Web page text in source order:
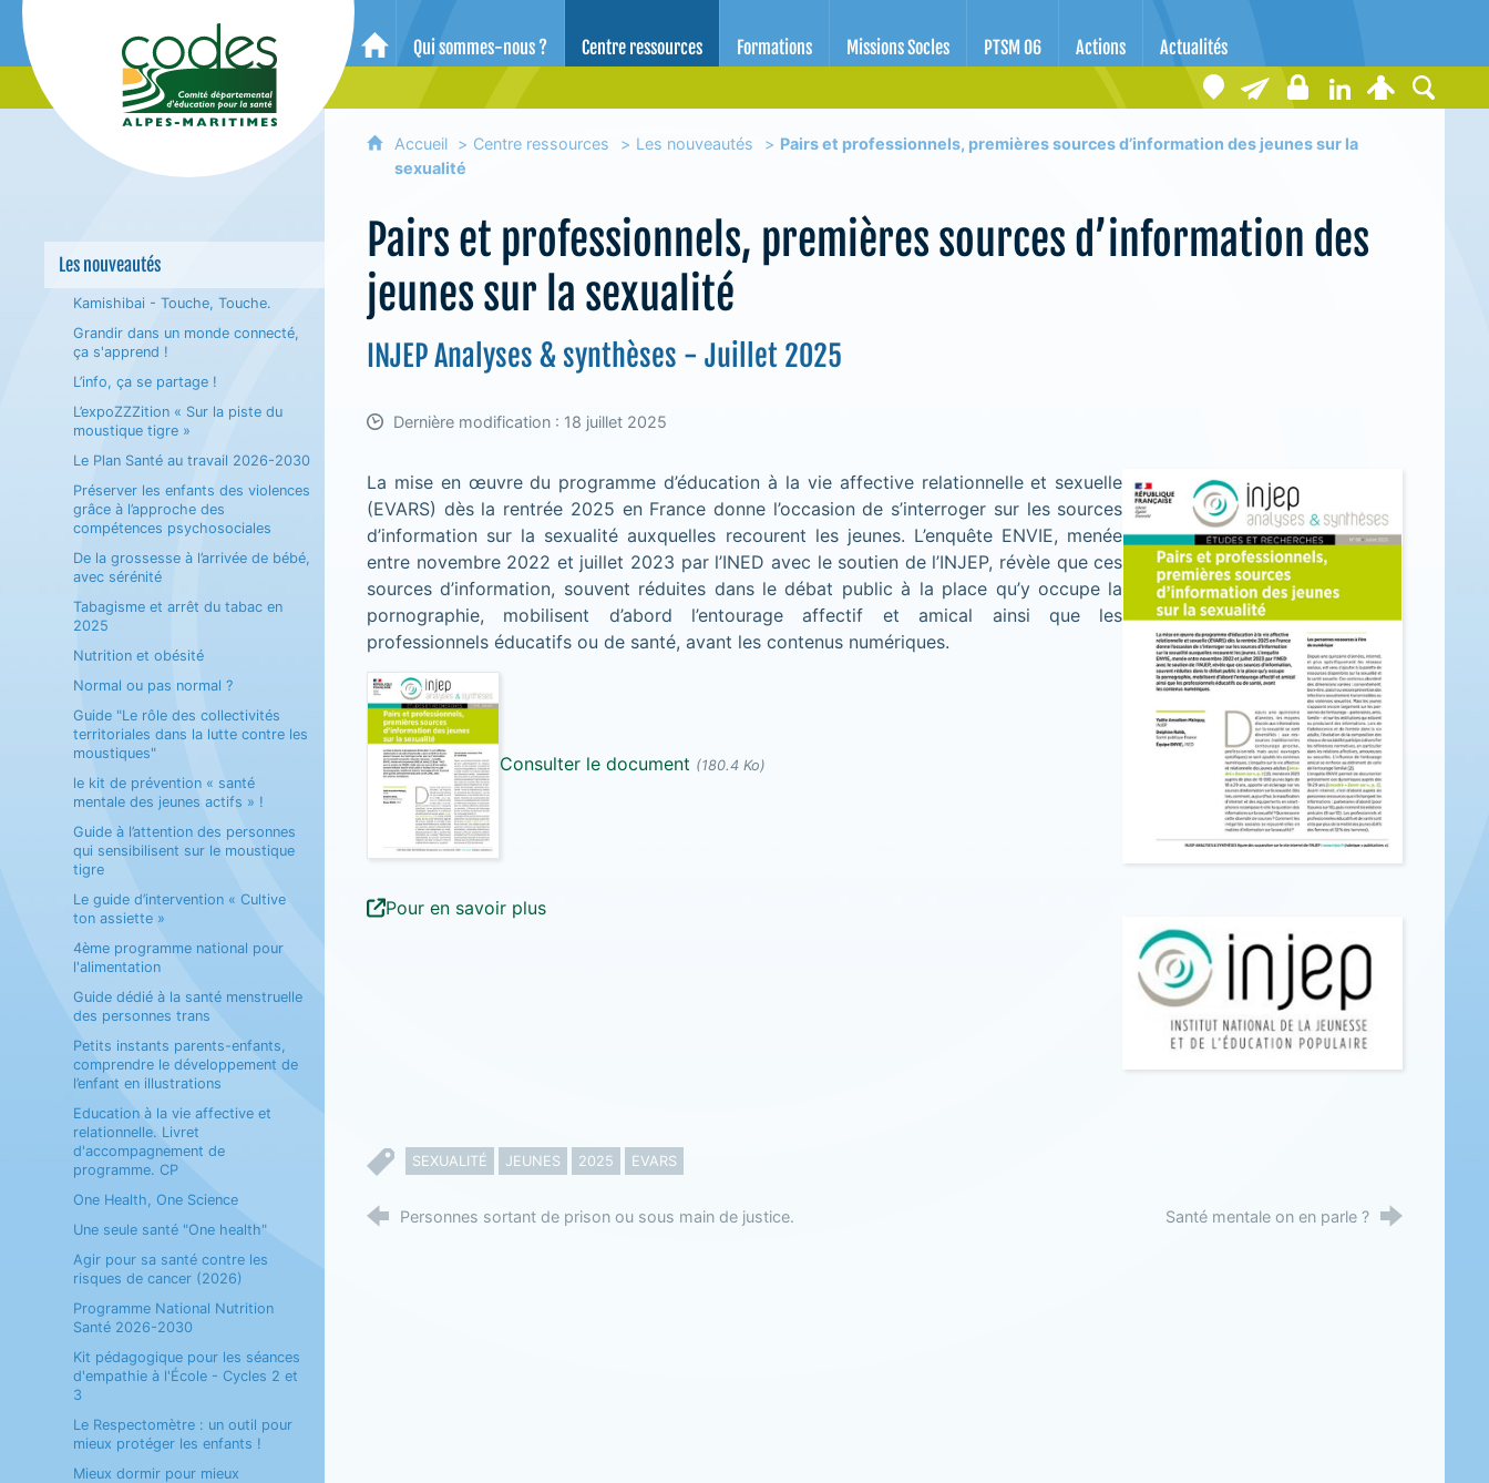
CoDES 06 - Comité départemental d'éducation pour la santé des Alpes-Maritimes
Accueil
Qui sommes-nous ? Centre ressources Formations Missions Socles PTSM 06 Actions Actualités
Les nouveautés
Kamishibai - Touche, Touche.
Grandir dans un monde connecté,
ça s'apprend !
L’info, ça se partage !
L’expoZZZition « Sur la piste du
moustique tigre »
Le Plan Santé au travail 2026-2030
Préserver les enfants des violences
grâce à l’approche des
compétences psychosociales
De la grossesse à l’arrivée de bébé,
avec sérénité
Tabagisme et arrêt du tabac en
2025
Nutrition et obésité
Normal ou pas normal ?
Guide "Le rôle des collectivités
territoriales dans la lutte contre les
moustiques"
le kit de prévention « santé
mentale des jeunes actifs » !
Guide à l’attention des personnes
qui sensibilisent sur le moustique
tigre
Le guide d’intervention « Cultive
ton assiette »
4ème programme national pour
l'alimentation
Guide dédié à la santé menstruelle
des personnes trans
Petits instants parents-enfants,
comprendre le développement de
l’enfant en illustrations
Education à la vie affective et
relationnelle. Livret
d'accompagnement de
programme. CP
One Health, One Science
Une seule santé "One health"
Agir pour sa santé contre les
risques de cancer (2026)
Programme National Nutrition
Santé 2026-2030
Kit pédagogique pour les séances
d'empathie à l'École - Cycles 2 et
3
Le Respectomètre : un outil pour
mieux protéger les enfants !
Mieux dormir pour mieux
Accueil Centre ressources Les nouveautés
Pairs et professionnels, premières sources d’information des jeunes sur la
sexualité
Pairs et professionnels, premières sources d’information des
jeunes sur la sexualité
INJEP Analyses & synthèses - Juillet 2025
Dernière modification : 18 juillet 2025
La mise en œuvre du programme d’éducation à la vie affective relationnelle et sexuelle
(EVARS) dès la rentrée 2025 en France donne l’occasion de s’interroger sur les sources
d’information sur la sexualité auxquelles recourent les jeunes. L’enquête ENVIE, menée
entre novembre 2022 et juillet 2023 par l’INED avec le soutien de l’INJEP, révèle que ces
sources d’information, souvent réduites dans le débat public à la place qu’y occupe la
pornographie, mobilisent d’abord l’entourage affectif et amical ainsi que les
professionnels éducatifs ou de santé, avant les contenus numériques.
Consulter le document (180.4 Ko)
Pour en savoir plus
SEXUALITÉ JEUNES 2025 EVARS
Personnes sortant de prison ou sous main de justice. Santé mentale on en parle ?